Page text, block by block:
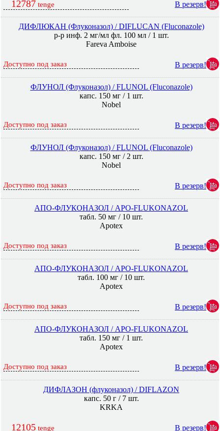
12787 tenge В резерв!
ДИФЛЮКАН (Флуконазол) / DIFLUCAN (Fluconazole)
р-р инф. 2 мг/мл фл. 100 мл / 1 шт.
Fareva Amboise
Доступно под заказ В резерв!
ФЛУНОЛ (Флуконазол) / FLUNOL (Fluconazole)
капс. 150 мг / 1 шт.
Nobel
Доступно под заказ В резерв!
ФЛУНОЛ (Флуконазол) / FLUNOL (Fluconazole)
капс. 150 мг / 2 шт.
Nobel
Доступно под заказ В резерв!
АПО-ФЛУКОНАЗОЛ / APO-FLUKONAZOL
табл. 50 мг / 10 шт.
Apotex
Доступно под заказ В резерв!
АПО-ФЛУКОНАЗОЛ / APO-FLUKONAZOL
табл. 100 мг / 10 шт.
Apotex
Доступно под заказ В резерв!
АПО-ФЛУКОНАЗОЛ / APO-FLUKONAZOL
табл. 150 мг / 1 шт.
Apotex
Доступно под заказ В резерв!
ДИФЛАЗОН (флуконазол) / DIFLAZON
капс. 50 г / 7 шт.
KRKA
12105 tenge В резерв!